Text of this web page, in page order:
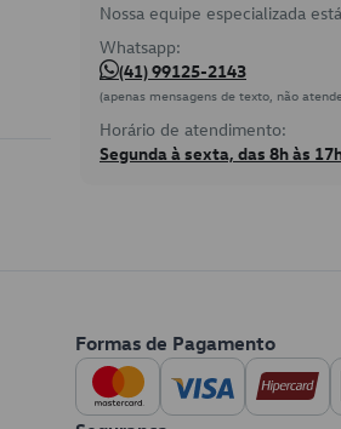
Nossa equipe especializada
Whatsapp:
(41) 99125-2143
(apenas mensagens de texto, não
Horário de atendimento:
Segunda à sexta, das 8h às
Formas de Pagamento